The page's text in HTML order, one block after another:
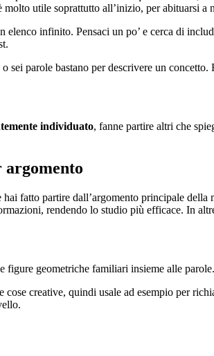
utile soprattutto all’inizio, per abituarsi
elenco infinito. Pensaci un po’ e cerca di
sei parole bastano per descrivere un concetto.
individuato, fanne partire altri che
argomento
hai fatto partire dall’argomento principale
rendendo lo studio più efficace. In
figure geometriche familiari insieme alle
cose creative, quindi usale ad esempio per